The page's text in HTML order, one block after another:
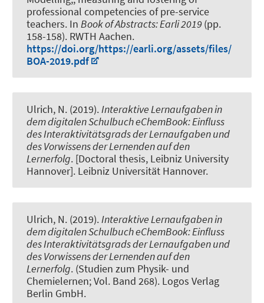
professional competencies of pre-service
teachers. In Book of Abstracts: Earli 2019(pp.
158-158). RWTH Aachen.
https://doi.org/https://earli.org/assets/files/
BOA-2019.pdf
Ulrich, N. (2019).Interaktive Lernaufgaben in
dem digitalen Schulbuch eChemBook: Einfluss
des Interaktivitätsgrads der Lernaufgaben und
des Vorwissens der Lernenden auf den
Lernerfolg. [Doctoral thesis, Leibniz University
Hannover]. Leibniz Universität Hannover.
Ulrich, N. (2019).Interaktive Lernaufgaben in
dem digitalen Schulbuch eChemBook: Einfluss
des Interaktivitätsgrads der Lernaufgaben und
des Vorwissens der Lernenden auf den
Lernerfolg. (Studien zum Physik- und
Chemielernen; Vol. Band 268). Logos Verlag
Berlin GmbH.